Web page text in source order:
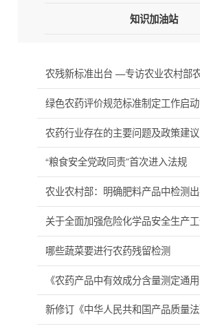
知识加油站
绿色农药评价规范标准制定工作启动
农药行业存在的主要问题及政策建议
“粮食安全党政同责”首次进入法规
哪些蔬菜要进行农药残留检测